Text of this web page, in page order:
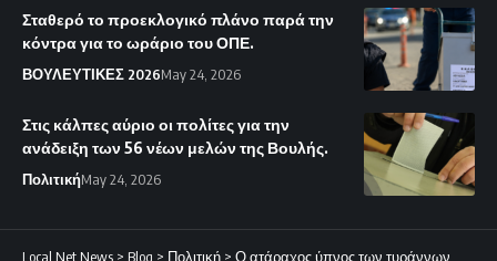
Σταθερό το προεκλογικό πλάνο παρά την
κόντρα για το ωράριο του ΟΠΕ.
ΒΟΥΛΕΥΤΙΚΕΣ 2026May 24, 2026
Στις κάλπες αύριο οι πολίτες για την
ανάδειξη των 56 νέων μελών της Βουλής.
ΠολιτικήMay 24, 2026
Local Net News > Blog > Πολιτική > Ο ατάραχος ύπνος των τυράννων